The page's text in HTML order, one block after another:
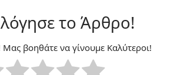
το Άρθρο!
Μας βοηθάτε να γίνουμε Καλύτεροι!